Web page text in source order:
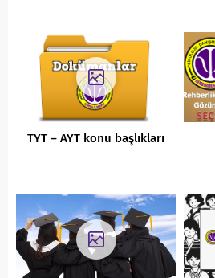
TYT – AYT konu başlıkları